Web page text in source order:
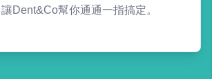
Dent&Co幫你通通一指搞定。